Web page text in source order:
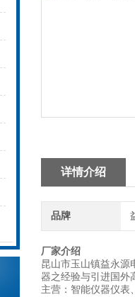
详情介绍
品牌
厂家介绍
昆山市玉山镇益永源
器之经验与引进国外
主营：智能仪器仪表